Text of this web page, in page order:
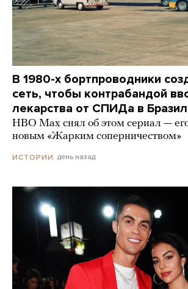
В 1980-х бортпроводники
сеть, чтобы контрабандой
лекарства от СПИДа в
HBO Max снял об этом сериал —
новым «Жарким соперничеством»
ИСТОРИИ день назад